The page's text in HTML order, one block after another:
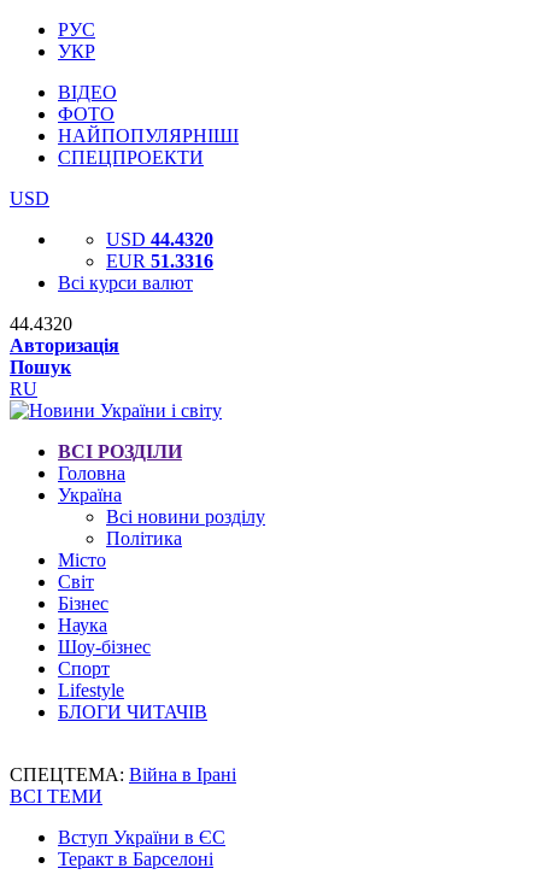
РУС
УКР
ВІДЕО
ФОТО
НАЙПОПУЛЯРНІШІ
СПЕЦПРОЕКТИ
USD
USD 44.4320
EUR 51.3316
Всі курси валют
44.4320
Авторизація
Пошук
RU
ВСІ РОЗДІЛИ
Головна
Україна
Всі новини розділу
Політика
Місто
Світ
Бізнес
Наука
Шоу-бізнес
Спорт
Lifestyle
БЛОГИ ЧИТАЧІВ
СПЕЦТЕМА: Війна в Ірані
ВСІ ТЕМИ
Вступ України в ЄС
Теракт в Барселоні